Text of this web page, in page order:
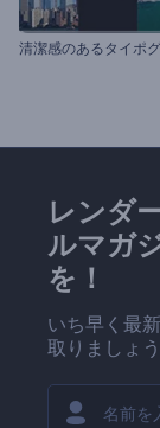
清潔感のあるタイポ
レンダ
ルマガ
を！
いち早く最
取りましょう